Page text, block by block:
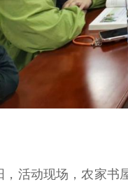
动现场，农家书屋